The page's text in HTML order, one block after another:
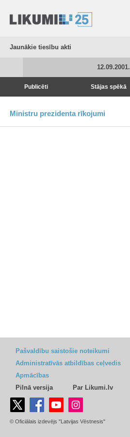
Jaunākie tiesību akti
12.09.2001.
Publicēti Stājas spēkā
Ministru prezidenta rīkojumi
Pašvaldību saistošie noteikumi
Administratīvās atbildības ceļvedis
Apmācības
Pilnā versija
Par Likumi.lv
© Oficiālais izdevējs "Latvijas Vēstnesis"